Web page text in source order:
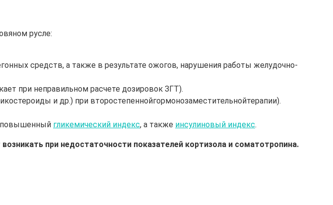
русле:
средств, а также в результате ожогов, нарушения работы желудочно-
при неправильном расчете дозировок ЗГТ).
и др.) при второстепеннойгормонозаместительнойтерапии).
повышенный гликемический индекс, а также инсулиновый индекс.
при недостаточности показателей кортизола и соматотропина.